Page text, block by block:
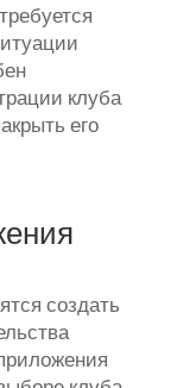
клуба
его
создать